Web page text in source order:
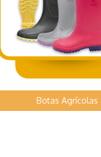
Botas Agrícolas